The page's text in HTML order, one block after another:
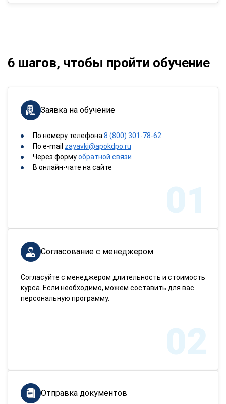
6 шагов, чтобы пройти обучение
Заявка на обучение
По номеру телефона 8 (800) 301-78-62
По e-mail zayavki@apokdpo.ru
Через формуобратной связи
В онлайн-чате на сайте
01
Согласование с менеджером
Согласуйте с менеджером длительность и стоимость
курса. Если необходимо, можем составить для вас
персональную программу.
02
Отправка документов